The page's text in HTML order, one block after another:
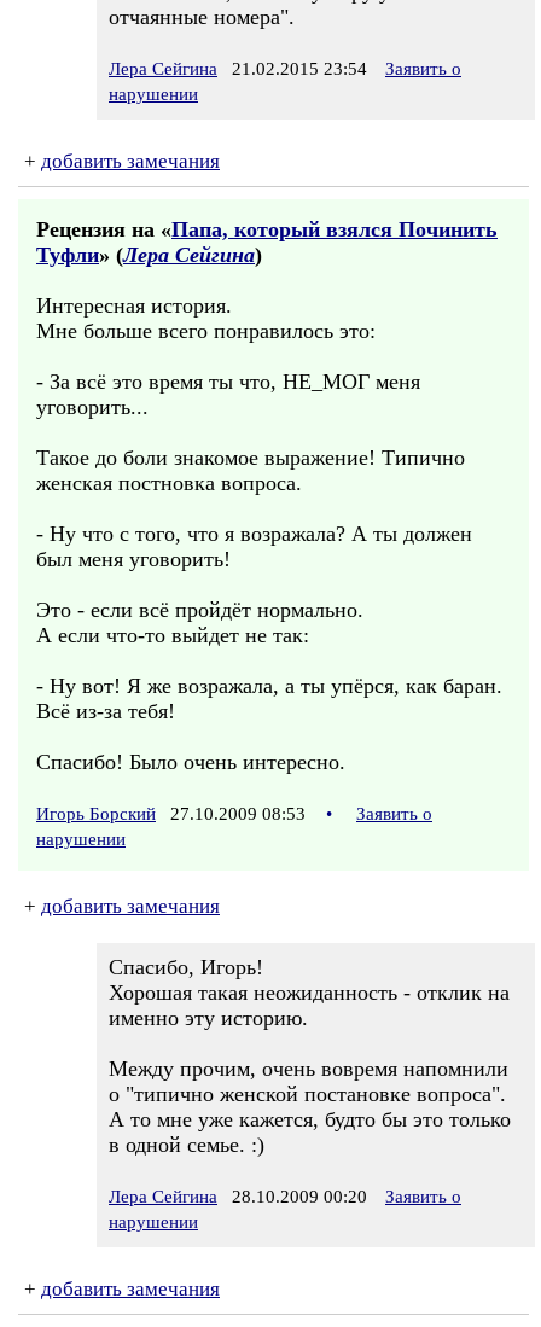
отчаянные номера".
Лера Сейгина 21.02.2015 23:54
Заявить о
нарушении
+ добавить замечания
Рецензия на «Папа, который взялся Починить
Туфли» (Лера Сейгина)
Интересная история.
Мне больше всего понравилось это:
- За всё это время ты что, НЕ_МОГ меня
уговорить...
Такое до боли знакомое выражение! Типично
женская постновка вопроса.
- Ну что с того, что я возражала? А ты должен
был меня уговорить!
Это - если всё пройдёт нормально.
А если что-то выйдет не так:
- Ну вот! Я же возражала, а ты упёрся, как баран.
Всё из-за тебя!
Спасибо! Было очень интересно.
Игорь Борский 27.10.2009 08:53 •
Заявить о
нарушении
+ добавить замечания
Спасибо, Игорь!
Хорошая такая неожиданность - отклик на
именно эту историю.
Между прочим, очень вовремя напомнили
о "типично женской постановке вопроса".
А то мне уже кажется, будто бы это только
в одной семье. :)
Лера Сейгина 28.10.2009 00:20
Заявить о
нарушении
+ добавить замечания